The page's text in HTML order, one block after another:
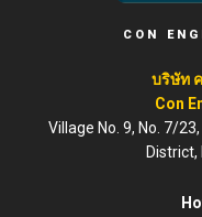
CON
บริษัท
Con
Village No. 9, No. 7/